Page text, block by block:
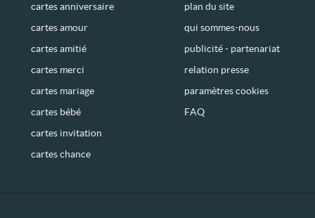
cartes anniversaire
cartes amour
cartes amitié
cartes merci
cartes mariage
cartes bébé
cartes invitation
cartes chance
plan du site
qui sommes-nous
publicité - partenariat
relation presse
paramètres cookies
FAQ